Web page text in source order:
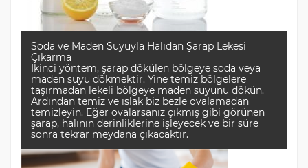
Soda ve Maden Suyuyla Halıdan Şarap Lekesi
Çıkarma
İkinci yöntem, şarap dökülen bölgeye soda veya
maden suyu dökmektir. Yine temiz bölgelere
taşırmadan lekeli bölgeye maden suyunu dökün.
Ardından temiz ve ıslak biz bezle ovalamadan
temizleyin. Eğer ovalarsanız çıkmış gibi görünen
şarap, halının derinliklerine işleyecek ve bir süre
sonra tekrar meydana çıkacaktır.